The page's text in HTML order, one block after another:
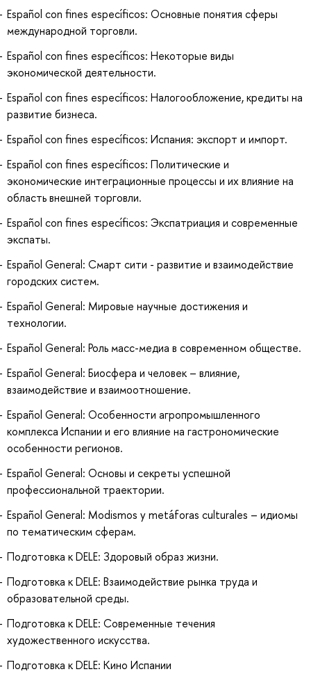
Español con fines específicos: Основные понятия сферы
международной торговли.
Español con fines específicos: Некоторые виды
экономической деятельности.
Español con fines específicos: Налогообложение, кредиты на
развитие бизнеса.
Español con fines específicos: Испания: экспорт и импорт.
Español con fines específicos: Политические и
экономические интеграционные процессы и их влияние на
область внешней торговли.
Español con fines específicos: Экспатриация и современные
экспаты.
Español General: Смарт сити - развитие и взаимодействие
городских систем.
Español General: Мировые научные достижения и
технологии.
Español General: Роль масс-медиа в современном обществе.
Español General: Биосфера и человек – влияние,
взаимодействие и взаимоотношение.
Español General: Особенности агропромышленного
комплекса Испании и его влияние на гастрономические
особенности регионов.
Español General: Основы и секреты успешной
профессиональной траектории.
Español General: Modismos y metáforas culturales – идиомы
по тематическим сферам.
Подготовка к DELE: Здоровый образ жизни.
Подготовка к DELE: Взаимодействие рынка труда и
образовательной среды.
Подготовка к DELE: Современные течения
художественного искусства.
Подготовка к DELE: Кино Испании